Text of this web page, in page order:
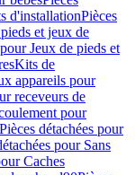
d'installationPièces
et jeux de
Jeux de pieds et
Kits de
appareils pour
receveurs de
pour
Pièces détachées pour
pour Sans
Caches